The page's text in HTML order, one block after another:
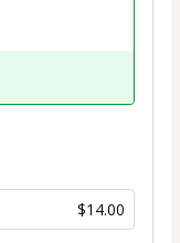
$14.00